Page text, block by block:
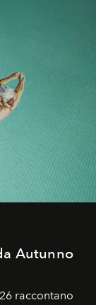
Autunno
raccontano